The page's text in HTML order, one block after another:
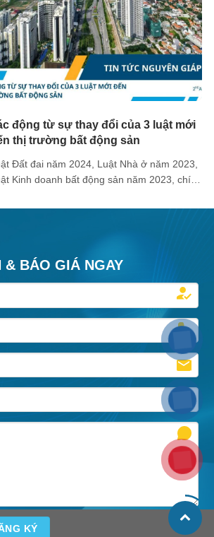
động từ sự thay đổi của 3 luật mới
thị trường bất động sản
Đất đai năm 2024, Luật Nhà ở năm 2023,
Kinh doanh bất động sản năm 2023, chính
tác động mạnh đến thị trường bất động
& BÁO GIÁ NGAY